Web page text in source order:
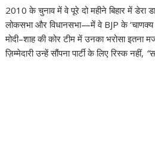
2010 के चुनाव में वे पूरे दो महीने बिहार में
लोकसभा और विधानसभा—में वे BJP के
मोदी–शाह की कोर टीम में उनका भरोसा
ज़िम्मेदारी उन्हें सौंपना पार्टी के लिए रिस्क नहीं,